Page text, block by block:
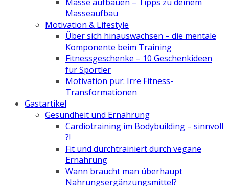
Masseaufbau
Motivation & Lifestyle
Über sich hinauswachsen – die mentale
Komponente beim Training
Fitnessgeschenke – 10 Geschenkideen
für Sportler
Motivation pur: Irre Fitness-
Transformationen
Gastartikel
Gesundheit und Ernährung
Cardiotraining im Bodybuilding – sinnvoll
?!
Fit und durchtrainiert durch vegane
Ernährung
Wann braucht man überhaupt
Nahrungsergänzungsmittel?